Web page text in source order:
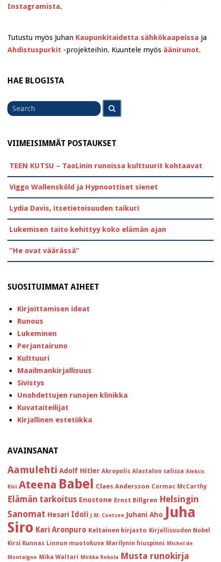
Instagramista.
Tutustu myös Juhan Kaupunkitaidetta sähkökaapeissa ja
Ahdistuspurkit -projekteihin. Kuuntele myös äänirunot.
HAE BLOGISTA
Search
for
VIIMEISIMMÄT POSTAUKSET
TEEN KUTSU – TaoLinin runoissa kulttuurit kohtaavat
Viggo Wallensköld ja Hypnoottiset sienet
Lydia Davis, itsetietoisuuden taikuri
Lukemisen taito kehittyy koko elämän ajan
”He ovat väärässä”
SUOSITUIMMAT AIHEET
Kirjoittamisen ideat
Runous
Lukeminen
Perjantairuno
Kulttuuri
Maailmankirjallisuus
Sivistys
Unohdettujen runojen klinikka
Kuvataiteilijat
Kirjallinen estetiikka
AVAINSANAT
Aamulehti Adolf Hitler Akropolis Alastalon salissa Aleksis
Kivi Ateena Babel Claes Andersson Cormac McCarthy
Elämän tarkoitus Enostone Ernst Billgren Helsingin
Sanomat Hesari Idoli J.M. Coetzee Juhani Aho Juha
Siro Kari Aronpuro Keltainen kirjasto Kirjallisuuden Nobel
Kirsi Kunnas Linnun muotokuva Marilynin hiuspinni Michel de
Montaigne Mika Waltari Mirkka Rekola Musta runokirja